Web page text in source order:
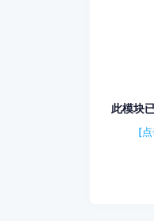
此模块
[